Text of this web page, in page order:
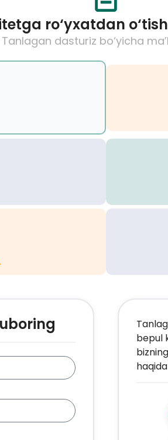
ro‘yxatdan
Tanlagan dasturiz bo‘yicha
bepul